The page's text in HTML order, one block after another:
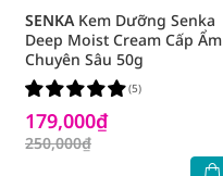
SENKAKem Dưỡng Senka
Deep Moist Cream Cấp Ẩm
Chuyên Sâu 50g
179,000₫
250,000₫
(5)